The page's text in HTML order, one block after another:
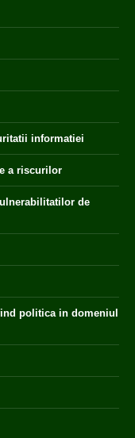
informatiei
a riscurilor
de
politica in domeniul